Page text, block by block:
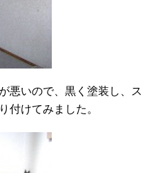
悪いので、黒く塗装し、ス
付けてみました。